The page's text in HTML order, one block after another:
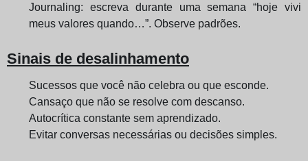
Journaling: escreva durante uma semana “hoje vivi
meus valores quando…”. Observe padrões.
Sinais de desalinhamento
Sucessos que você não celebra ou que esconde.
Cansaço que não se resolve com descanso.
Autocrítica constante sem aprendizado.
Evitar conversas necessárias ou decisões simples.